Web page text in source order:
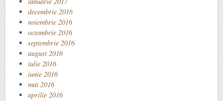
decembrie 2016
noiembrie 2016
octombrie 2016
septembrie 2016
august 2016
iulie 2016
iunie 2016
mai 2016
aprilie 2016